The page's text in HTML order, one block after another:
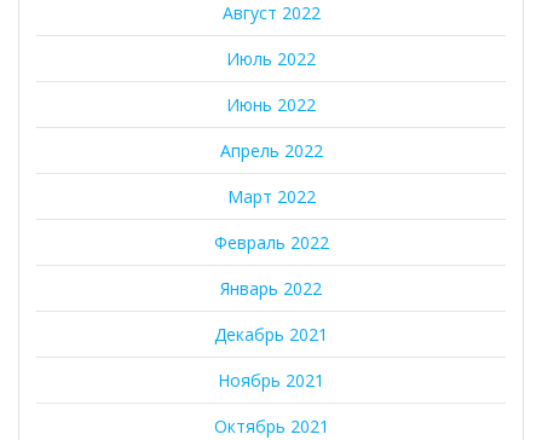
Август 2022
Июль 2022
Июнь 2022
Апрель 2022
Март 2022
Февраль 2022
Январь 2022
Декабрь 2021
Ноябрь 2021
Октябрь 2021